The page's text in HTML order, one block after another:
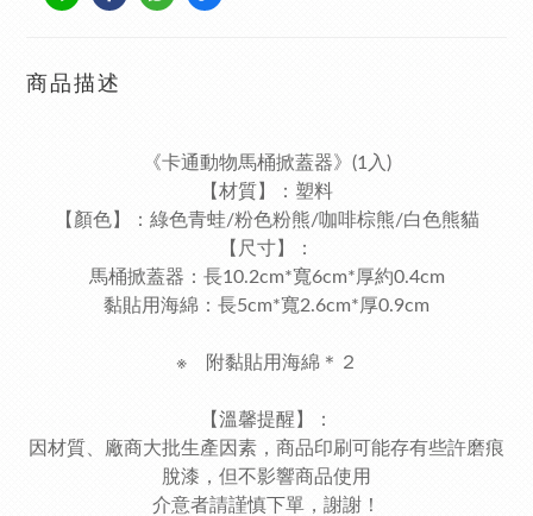
商品描述
《卡通動物馬桶掀蓋器》(1入)
【材質】：塑料
【顏色】：綠色青蛙/粉色粉熊/咖啡棕熊/白色熊貓
【尺寸】：
馬桶掀蓋器：長10.2cm*寬6cm*厚約0.4cm
黏貼用海綿：長5cm*寬2.6cm*厚0.9cm
※ 附黏貼用海綿＊２
【溫馨提醒】：
因材質、廠商大批生產因素，商品印刷可能存有些許磨痕
脫漆，但不影響商品使用
介意者請謹慎下單，謝謝！